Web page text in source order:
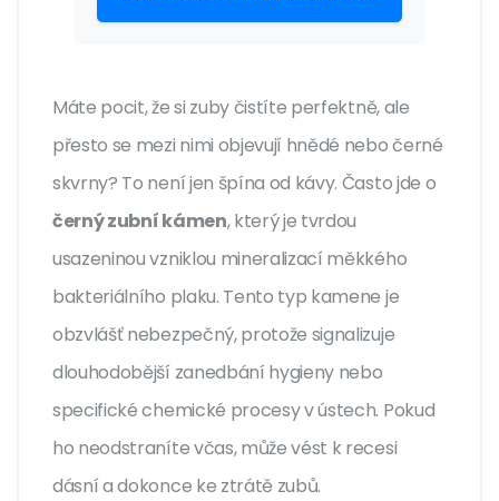
Máte pocit, že si zuby čistíte perfektně, ale
přesto se mezi nimi objevují hnědé nebo černé
skvrny? To není jen špína od kávy. Často jde o
černý zubní kámen, který je tvrdou
usazeninou vzniklou mineralizací měkkého
bakteriálního plaku. Tento typ kamene je
obzvlášť nebezpečný, protože signalizuje
dlouhodobější zanedbání hygieny nebo
specifické chemické procesy v ústech. Pokud
ho neodstraníte včas, může vést k recesi
dásní a dokonce ke ztrátě zubů.